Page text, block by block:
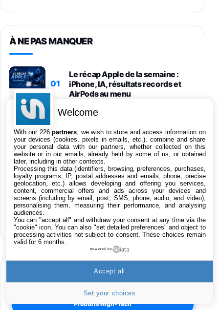
À NE PAS MANQUER
01
Le récap Apple de la semaine :
iPhone, IA, résultats records et
AirPods au menu
Résultats Apple T3 2026 : l’iPhone
progresse, record du chiffre
d’affaires
03
Apple Upgrade est officiel : le
programme de location d’iPhone,
Mac, iPad et Apple Watch aux US
04
iOS 26.6 est disponible, voici les
nouveautés
BONS PLANS LIVE 24H/24
Produits High-Tech
Welcome
With our 226partners , we wish to store and access information on
your devices (cookies, pixels in emails, etc.), combine and share
your personal data with our partners, whether collected on this
website or in our emails, already held by some of us, or obtained
later, including in other contexts.
Processing this data (identifiers, browsing, preferences, purchases,
loyalty programs, IP, postal addresses and emails, phone, precise
geolocation, etc.) allows developing and offering you services,
content, commercial offers and ads across your devices and
screens (including by email, post, SMS, phone, audio, and video),
personalising them, measuring their performance, and analysing
audiences.
You can "accept all" and withdraw your consent at any time via the
"cookie" icon. You can also "set detailed preferences" and object to
processing activities not subject to consent. These choices remain
valid for 6 months.
powered by
Set your choices
Accept all